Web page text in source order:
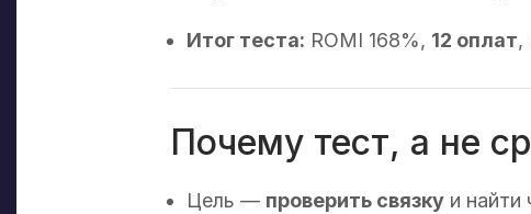
Итог теста: ROMI 168%, 12 оплат,
Почему тест, а не
Цель — проверить связкуи найти